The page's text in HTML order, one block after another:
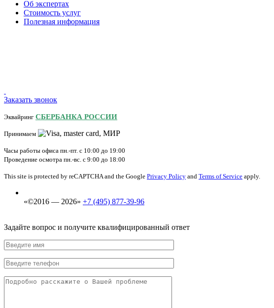
Об экспертах
Стоимость услуг
Полезная информация
Заказать звонок
Эквайринг СБЕРБАНКА РОССИИ
Принимаем
Часы работы офиса пн.-пт. с 10:00 до 19:00
Проведение осмотра пн.-вс. с 9:00 до 18:00
This site is protected by reCAPTCHA and the Google Privacy Policy and Terms of Service apply.
«©2016 — 2026» +7 (495) 877-39-96
Задайте вопрос и получите квалифицированный ответ